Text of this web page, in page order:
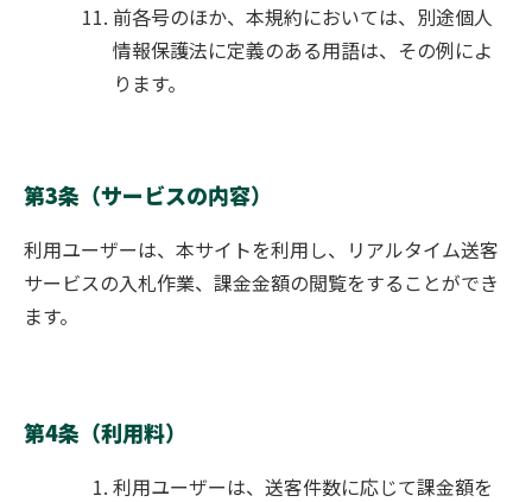
前各号のほか、本規約においては、別途個人
情報保護法に定義のある用語は、その例によ
ります。
第3条（サービスの内容）
利用ユーザーは、本サイトを利用し、リアルタイム送客
サービスの入札作業、課金金額の閲覧をすることができ
ます。
第4条（利用料）
利用ユーザーは、送客件数に応じて課金額を